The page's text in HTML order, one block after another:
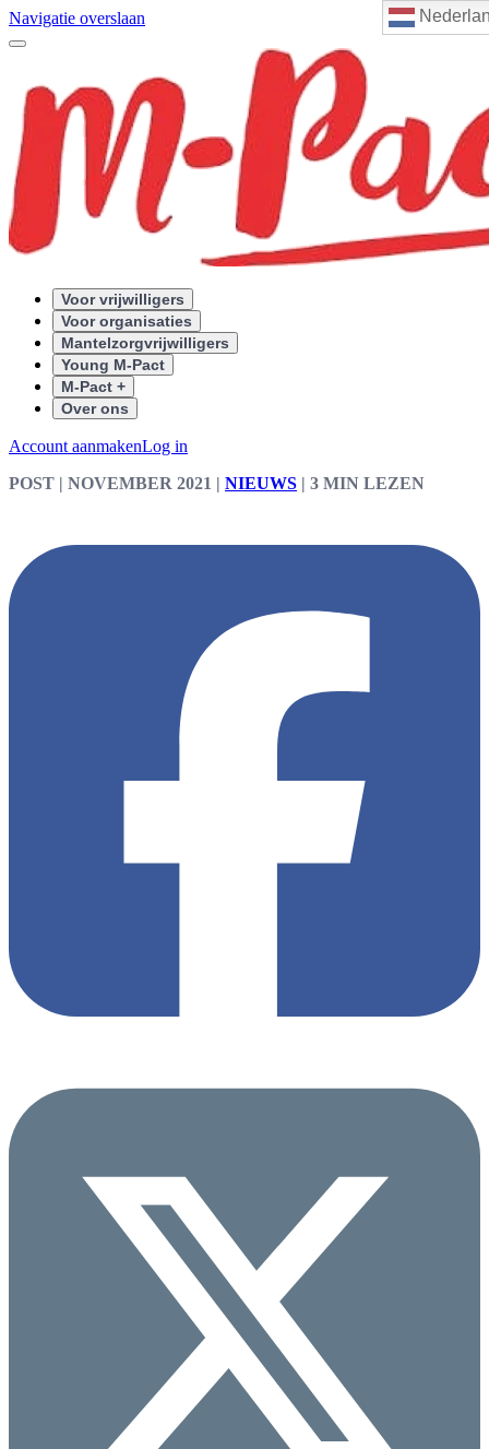
Navigatie overslaan
Voor vrijwilligers
Voor organisaties
Mantelzorgvrijwilligers
Young M-Pact
M-Pact +
Over ons
Account aanmakenLog in
POST | NOVEMBER 2021 | NIEUWS | 3 MIN LEZEN